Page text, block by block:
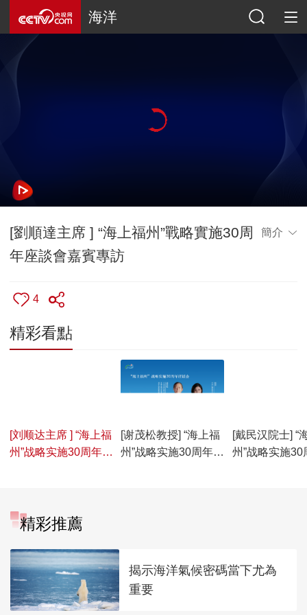
海洋
[劉順達主席 ] “海上福州”戰略實施30周
年座談會嘉賓專訪
簡介
4
精彩看點
[刘顺达主席 ] “海上福
州”战略实施30周年座
[谢茂松教授] “海上福
州”战略实施30周年座
[戴民汉院士] “
州”战略实施30
精彩推薦
揭示海洋氣候密碼當下尤為
重要